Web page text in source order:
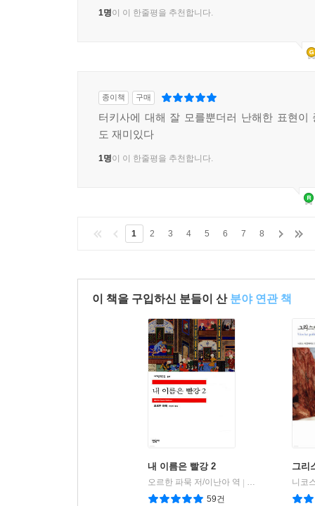
1명이 이 한줄평을 추천합니다.
종이책 구매
터키사에 대해 잘 모를뿐더러 난해한 표현이
도 재미있다
1명이 이 한줄평을 추천합니다.
1 2 3 4 5 6 7 8
이 책을 구입하신 분들이 산 분야 연관 책
내 이름은 빨강 2
오르한 파묵 저/이난아 역 |
59건
그리